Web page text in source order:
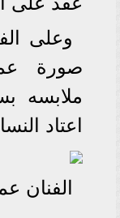
وعلى
صورة
ملابسه
اعتاد
الفنان